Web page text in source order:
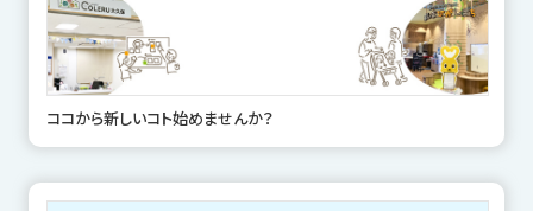
ココから新しいコト始めませんか？